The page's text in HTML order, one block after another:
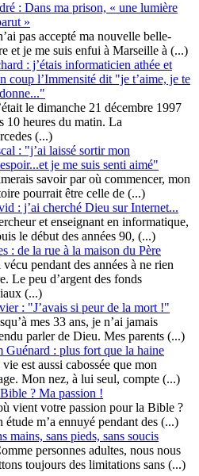
: Dans ma prison, « une lumière
»
pas accepté ma nouvelle belle-
et je me suis enfui à Marseille à (...)
: j’étais informaticien athée et
coup l’Immensité dit "je t’aime, je te
le dimanche 21 décembre 1997
10 heures du matin. La
(...)
: "j’ai laissé sortir mon
je me suis senti aimé"
savoir par où commencer, mon
pourrait être celle de (...)
: j’ai cherché Dieu sur Internet...
et enseignant en informatique,
le début des années 90, (...)
: de la rue à la maison du Père
vécu pendant des années à ne rien
Le peu d’argent des fonds
(...)
: "J’avais si peur de la mort !"
mes 33 ans, je n’ai jamais
parler de Dieu. Mes parents (...)
Guénard : plus fort que la haine
est aussi cabossée que mon
Mon nez, à lui seul, compte (...)
? Ma passion !
vient votre passion pour la Bible ?
étude m’a ennuyé pendant des (...)
mains, sans pieds, sans soucis
personnes adultes, nous nous
toujours des limitations sans (...)